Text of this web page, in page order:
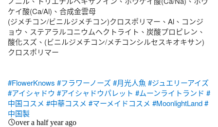
ケイ酸(Ca/Al)、合成金雲母
(ジメチコン/ビニルジメチコン)クロスポリマー、Al、コンジ
ョウ、ステアラルコニウムヘクトライト、炭酸プロピレン、
酸化スズ、(ビニルジメチコン/メチコンシルセスキオキサン)
クロスポリマー
#FlowerKnows #フラワーノーズ #月光人魚 #ジュエリーアイズ
#アイシャドウ #アイシャドウパレット #ムーンライトランド #
中国コスメ #中華コスメ #マーメイドコスメ #MoonlightLand#
中国製
over a half year ago